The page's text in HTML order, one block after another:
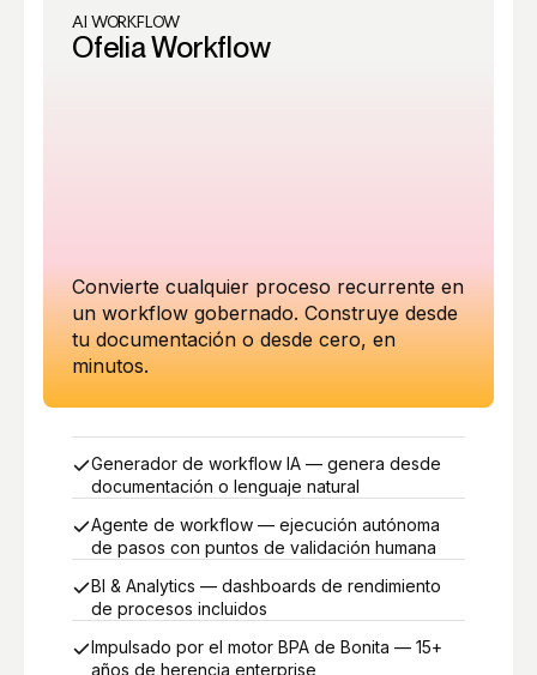
AI WORKFLOW
Ofelia Workflow
Convierte cualquier proceso recurrente en
un workflow gobernado. Construye desde
tu documentación o desde cero, en
minutos.
Generador de workflow IA — genera desde
documentación o lenguaje natural
Agente de workflow — ejecución autónoma
de pasos con puntos de validación humana
BI & Analytics — dashboards de rendimiento
de procesos incluidos
Impulsado por el motor BPA de Bonita — 15+
años de herencia enterprise